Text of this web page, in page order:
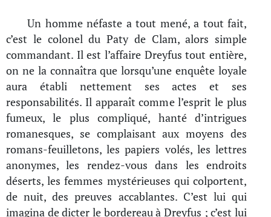
Un homme néfaste a tout mené, a tout fait,
c’est le colonel du Paty de Clam, alors simple
commandant. Il est l’affaire Dreyfus tout entière,
on ne la connaîtra que lorsqu’une enquête loyale
aura établi nettement ses actes et ses
responsabilités. Il apparaît comme l’esprit le plus
fumeux, le plus compliqué, hanté d’intrigues
romanesques, se complaisant aux moyens des
romans-feuilletons, les papiers volés, les lettres
anonymes, les rendez-vous dans les endroits
déserts, les femmes mystérieuses qui colportent,
de nuit, des preuves accablantes. C’est lui qui
imagina de dicter le bordereau à Dreyfus ; c’est lui